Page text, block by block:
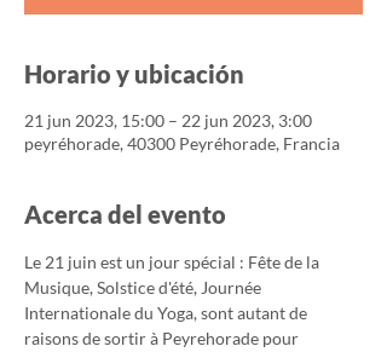
Horario y ubicación
21 jun 2023, 15:00 – 22 jun 2023, 3:00
peyréhorade, 40300 Peyréhorade, Francia
Acerca del evento
Le 21 juin est un jour spécial : Fête de la
Musique, Solstice d'été, Journée
Internationale du Yoga, sont autant de
raisons de sortir à Peyrehorade pour